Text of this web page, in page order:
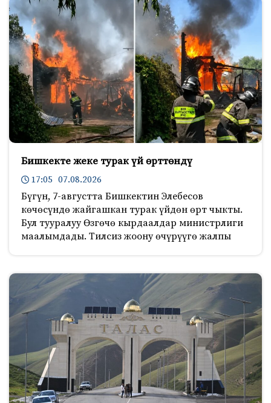
Бишкекте жеке турак үй өрттөндү
17:05 07.08.2026
Бүгүн, 7-августта Бишкектин Элебесов
көчөсүндө жайгашкан турак үйдөн өрт чыкты.
Бул тууралуу Өзгөчө кырдаалдар министрлиги
маалымдады. Тилсиз жоону өчүрүүгө жалпы